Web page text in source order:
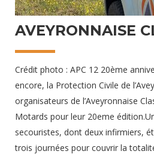
AVEYRONNAISE
Crédit photo : APC 12 20ème
encore, la Protection Civile de
organisateurs de l’Aveyronnaise
Motards pour leur 20eme
secouristes, dont deux infirmiers,
trois journées pour couvrir la